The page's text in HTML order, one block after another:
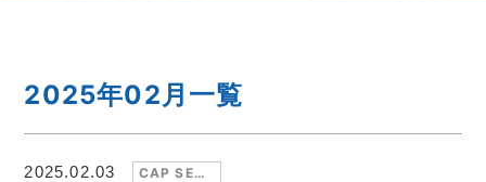
2025年02月一覧
2025.02.03 CAP SERVISE